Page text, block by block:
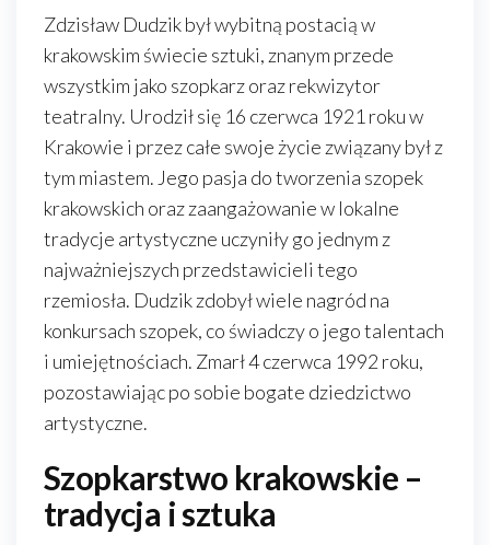
Zdzisław Dudzik był wybitną postacią w
krakowskim świecie sztuki, znanym przede
wszystkim jako szopkarz oraz rekwizytor
teatralny. Urodził się 16 czerwca 1921 roku w
Krakowie i przez całe swoje życie związany był z
tym miastem. Jego pasja do tworzenia szopek
krakowskich oraz zaangażowanie w lokalne
tradycje artystyczne uczyniły go jednym z
najważniejszych przedstawicieli tego
rzemiosła. Dudzik zdobył wiele nagród na
konkursach szopek, co świadczy o jego talentach
i umiejętnościach. Zmarł 4 czerwca 1992 roku,
pozostawiając po sobie bogate dziedzictwo
artystyczne.
Szopkarstwo krakowskie –
tradycja i sztuka